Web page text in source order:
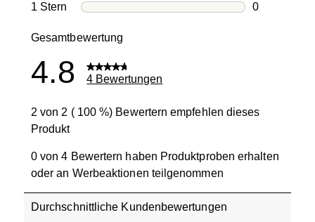
0
1 Stern Sterne
0
Gesamtbewertung
4.8 4 Bewertungen
2 von 2 ( 100 %) Bewertern empfehlen dieses
Produkt
0 von 4 Bewertern haben Produktproben erhalten
oder an Werbeaktionen teilgenommen
Durchschnittliche Kundenbewertungen